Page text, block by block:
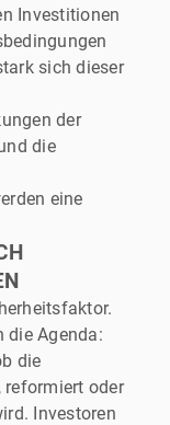
Investitionen
sich dieser
der
die
eine
die Agenda:
die
reformiert oder
Investoren